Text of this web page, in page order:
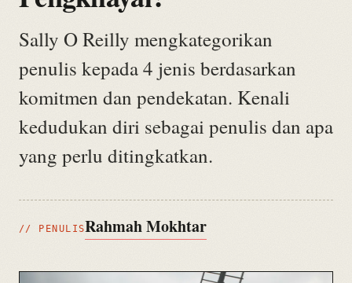
Sally O Reilly mengkategorikan
penulis kepada 4 jenis berdasarkan
komitmen dan pendekatan. Kenali
kedudukan diri sebagai penulis dan apa
yang perlu ditingkatkan.
// PENULISRahmah Mokhtar